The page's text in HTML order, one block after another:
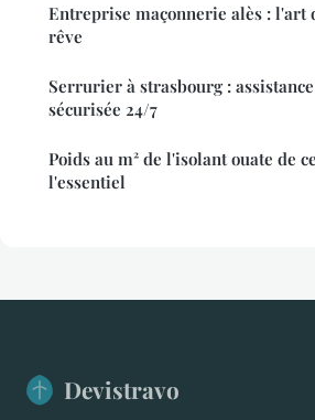
Entreprise maçonnerie alès : l'art
rêve
Serrurier à strasbourg :
sécurisée 24/7
Poids au m² de l'isolant ouate de
l'essentiel
Devistravo